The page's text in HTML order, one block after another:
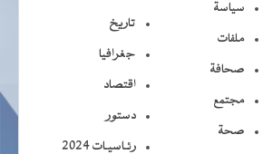
سياسة
ملفات
صحافة
مجتمع
صحة
تاريخ
جغرافيا
اقتصاد
دستور
رئـاسيـات 2024